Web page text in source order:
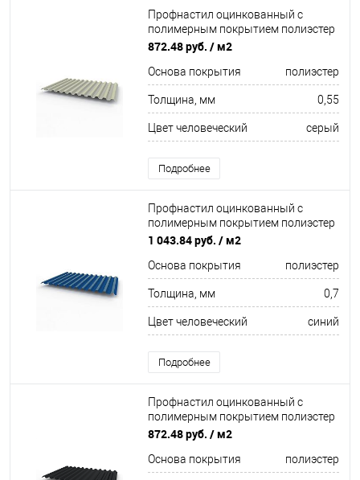
Профнастил оцинкованный с
полимерным покрытием полиэстер
С21 buildstor 0,55х1051мм RAL 7038
872.48 руб. / м2
Основа покрытия полиэстер
Толщина, мм 0,55
Цвет человеческий серый
Подробнее
Профнастил оцинкованный с
полимерным покрытием полиэстер
С21 buildstor 0,7х1051мм RAL 5005
1 043.84 руб. / м2
Основа покрытия полиэстер
Толщина, мм 0,7
Цвет человеческий синий
Подробнее
Профнастил оцинкованный с
полимерным покрытием полиэстер
С21 buildstor 0,55х1051мм RAL 9017
872.48 руб. / м2
Основа покрытия полиэстер